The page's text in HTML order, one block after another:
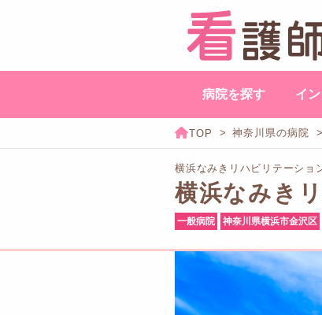
病院を探す イ
神奈川県の病院
横浜なみきリハビリテーショ
横浜なみき
一般病院 神奈川県横浜市金沢区